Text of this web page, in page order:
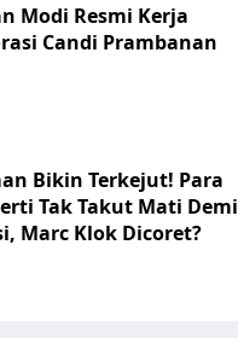
Modi Resmi Kerja
Candi Prambanan
Bikin Terkejut! Para
Tak Takut Mati Demi
Marc Klok Dicoret?